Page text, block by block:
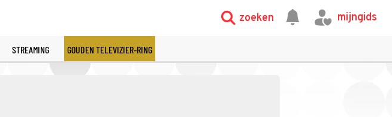
zoeken mijngids
STREAMING GOUDEN TELEVIZIER-RING